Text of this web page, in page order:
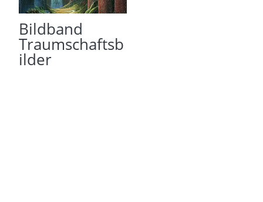
Bildband
Traumschaftsb
ilder